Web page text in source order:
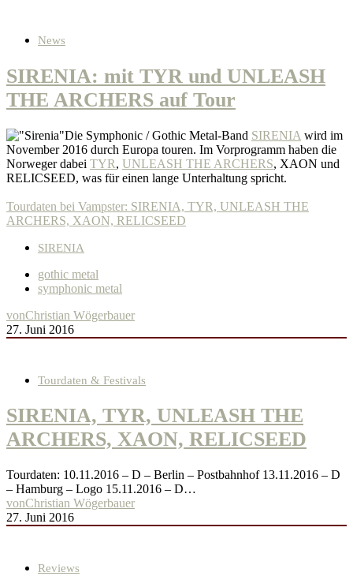
News
SIRENIA: mit TYR und UNLEASH
THE ARCHERS auf Tour
Die Symphonic / Gothic Metal-Band SIRENIA wird im
November 2016 durch Europa touren. Im Vorprogramm haben die
Norweger dabei TYR, UNLEASH THE ARCHERS, XAON und
RELICSEED, was für einen lange Unterhaltung spricht.
Tourdaten bei Vampster: SIRENIA, TYR, UNLEASH THE
ARCHERS, XAON, RELICSEED
SIRENIA
gothic metal
symphonic metal
vonChristian Wögerbauer
27. Juni 2016
Tourdaten & Festivals
SIRENIA, TYR, UNLEASH THE
ARCHERS, XAON, RELICSEED
Tourdaten: 10.11.2016 – D – Berlin – Postbahnhof 13.11.2016 – D
– Hamburg – Logo 15.11.2016 – D…
vonChristian Wögerbauer
27. Juni 2016
Reviews